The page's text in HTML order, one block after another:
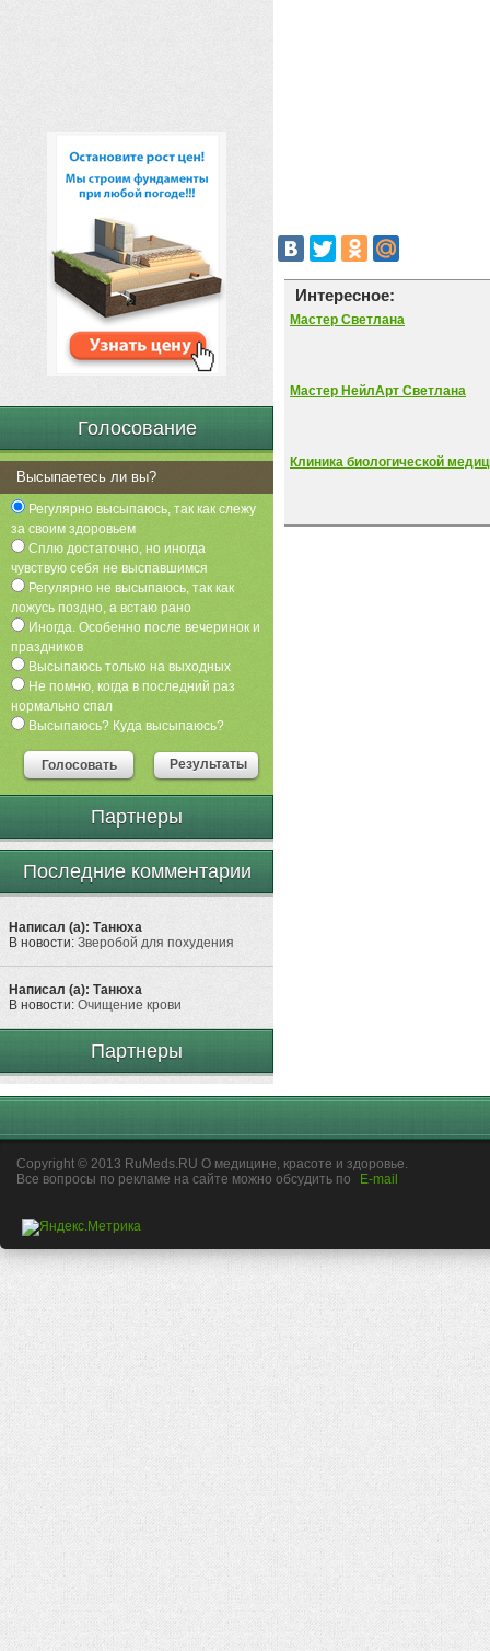
Голосование
Высыпаетесь ли вы?
Регулярно высыпаюсь, так как слежу
за своим здоровьем
Сплю достаточно, но иногда
чувствую себя не выспавшимся
Регулярно не высыпаюсь, так как
ложусь поздно, а встаю рано
Иногда. Особенно после вечеринок и
праздников
Высыпаюсь только на выходных
Не помню, когда в последний раз
нормально спал
Высыпаюсь? Куда высыпаюсь?
Голосовать Результаты
Партнеры
Последние комментарии
Написал (а): Танюха
В новости: Зверобой для похудения
Написал (а): Танюха
В новости: Очищение крови
Партнеры
Интересное:
Мастер Светлана
Мастер НейлАрт Светлана
Клиника биологической
Copyright © 2013 RuMeds.RU О медицине, красоте и здоровье.
Все вопросы по рекламе на сайте можно обсудить по
E-mail